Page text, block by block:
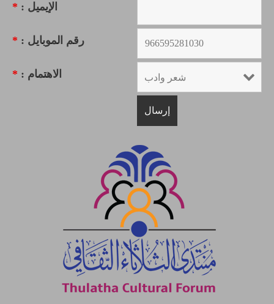
الإيميل : *
رقم الموبايل : *
الاهتمام : *